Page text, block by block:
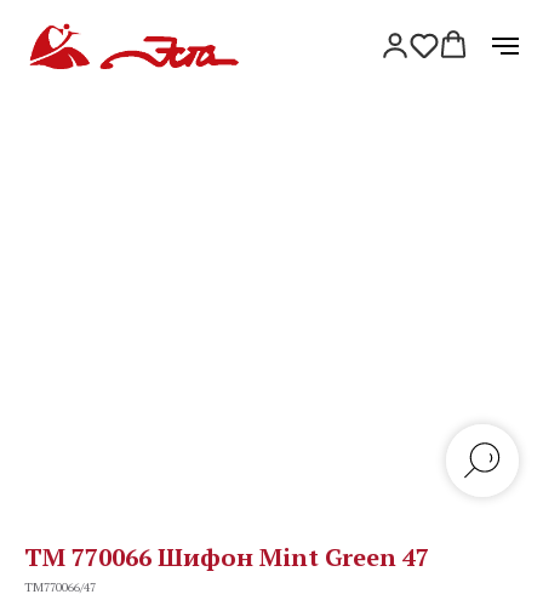
TM 770066 Шифон Mint Green 47
TM770066/47